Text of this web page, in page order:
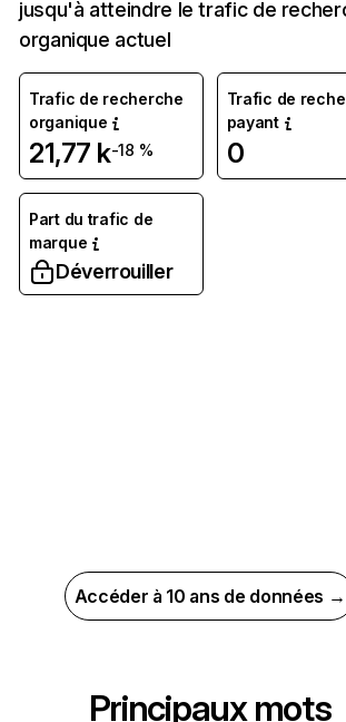
jusqu'à atteindre le trafic de
organique actuel
Trafic de recherche
organique
21,77 k-18 %
Trafic de
payant
0
Part du trafic de
marque
Déverrouiller
Accéder à 10 ans de données →
Principaux mots